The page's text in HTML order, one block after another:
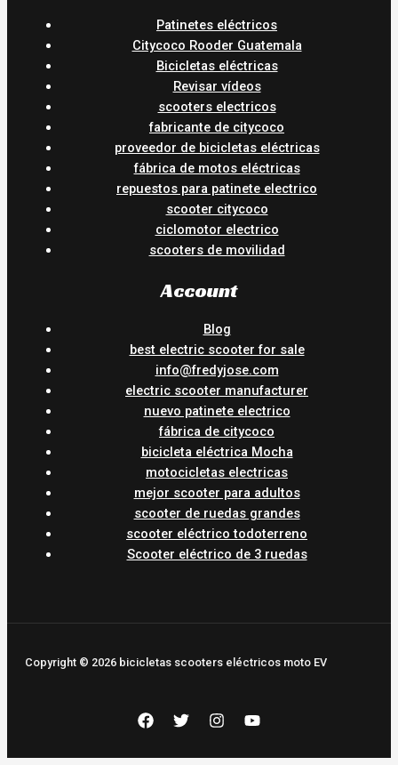
Patinetes eléctricos
Citycoco Rooder Guatemala
Bicicletas eléctricas
Revisar vídeos
scooters electricos
fabricante de citycoco
proveedor de bicicletas eléctricas
fábrica de motos eléctricas
repuestos para patinete electrico
scooter citycoco
ciclomotor electrico
scooters de movilidad
Account
Blog
best electric scooter for sale
info@fredyjose.com
electric scooter manufacturer
nuevo patinete electrico
fábrica de citycoco
bicicleta eléctrica Mocha
motocicletas electricas
mejor scooter para adultos
scooter de ruedas grandes
scooter eléctrico todoterreno
Scooter eléctrico de 3 ruedas
Copyright © 2026 bicicletas scooters eléctricos moto EV